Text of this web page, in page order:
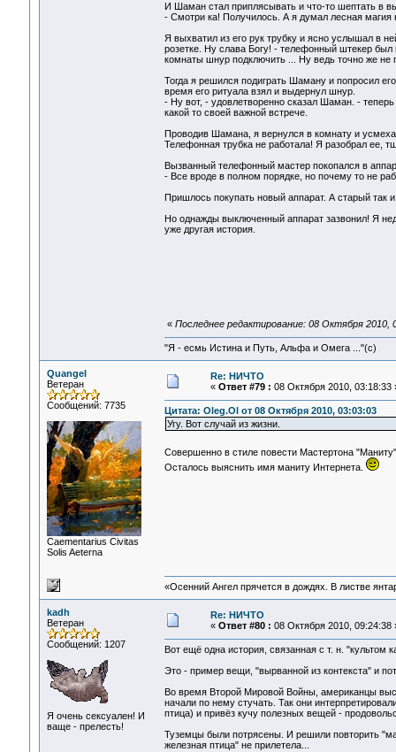
И Шаман стал приплясывать и что-то шептать в
- Смотри ка! Получилось. А я думал лесная магия
Я выхватил из его рук трубку и ясно услышал в
розетке. Ну слава Богу! - телефонный штекер был
комнаты шнур подключить ... Ну ведь точно же не
Тогда я решился подиграть Шаману и попросил
время его ритуала взял и выдернул шнур.
- Ну вот, - удовлетворенно сказал Шаман. -
какой то своей важной встрече.
Проводив Шамана, я вернулся в комнату и
Телефонная трубка не работала! Я разобрал ее,
Вызванный телефонный мастер покопался в
- Все вроде в полном порядке, но почему то не
Пришлось покупать новый аппарат. А старый
Но однажды выключенный аппарат зазвонил! Я
уже другая история.
« Последнее редактирование: 08 Октября 2010,
"Я - есмь Истина и Путь, Альфа и Омега ..."(с)
Quangel
Ветеран
Сообщений: 7735
Сaementarius Civitas
Solis Aeterna
Re: НИЧТО
« Ответ #79 : 08 Октября 2010, 03:18:33
Цитата: Oleg.Ol от 08 Октября 2010, 03:03:03
Угу. Вот случай из жизни.
Совершенно в стиле повести Мастертона
Осталось выяснить имя маниту Интернета.
«Осенний Ангел прячется в дождях. В листве
kadh
Ветеран
Сообщений: 1207
Я очень сексуален! И
ваще - прелесть!
Re: НИЧТО
« Ответ #80 : 08 Октября 2010, 09:24:38
Вот ещё одна история, связанная с т. н. "культом
Это - пример вещи, "вырванной из контекста" и
Во время Второй Мировой Войны, американцы
начали по нему стучать. Так они
птица) и привёз кучу полезных вещей -
Туземцы были потрясены. И решили повторить
железная птица" не прилетела...